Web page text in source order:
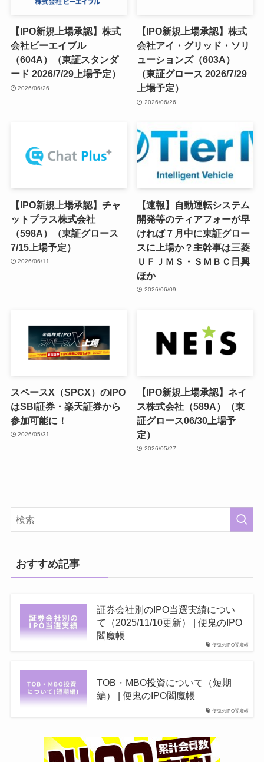
【IPO新規上場承認】株式
会社ビーエイブル
（604A）（東証スタンダ
ード 2026/7/29上場予定）
2026/06/26
【IPO新規上場承認】株式
会社アイ・グリッド・ソリ
ューションズ（603A）
（東証グロース 2026/7/29
上場予定）
2026/06/26
【IPO新規上場承認】チャ
ットプラス株式会社
（598A）（東証グロース
7/15上場予定）
2026/06/11
【速報】自動運転システム
開発等のティアフォーが早
ければ７月中に東証グロー
スに上場か？主幹事は三菱
ＵＦＪＭＳ・ＳＭＢＣ日興
ほか
2026/06/09
スペースX（SPCX）のIPO
はSBI証券・楽天証券から
参加可能に！
2026/05/31
【IPO新規上場承認】ネイ
ス株式会社（589A）（東
証グロース06/30上場予
定）
2026/05/27
おすすめ記事
便鬼のIPO閻魔帳
証券会社別のIPO当選実績につい
て（2025/11/10更新） | 便鬼のIPO
閻魔帳
便鬼のIPO閻魔帳
TOB・MBO投資について（短期
編） | 便鬼のIPO閻魔帳